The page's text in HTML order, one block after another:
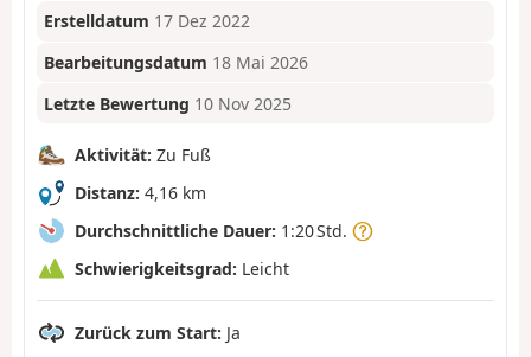
Erstelldatum 17 Dez 2022
Bearbeitungsdatum 18 Mai 2026
Letzte Bewertung 10 Nov 2025
Aktivität: Zu Fuß
Distanz: 4,16 km
Durchschnittliche Dauer: 1:20 Std.
Schwierigkeitsgrad: Leicht
Zurück zum Start: Ja